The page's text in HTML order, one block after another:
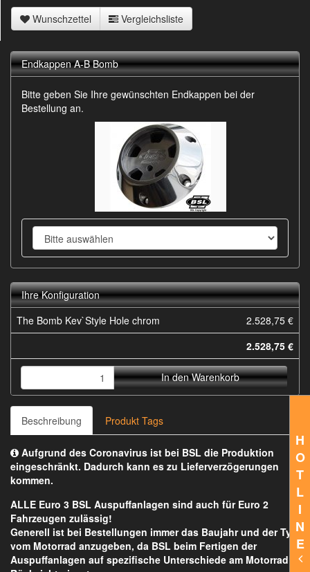
H
O
T
L
I
N
E
Wunschzettel Vergleichsliste
Endkappen A-B Bomb
Bitte geben Sie Ihre gewünschten Endkappen bei der
Bestellung an.
Ihre Konfiguration
The Bomb Kev`Style Hole chrom
2.528,75 €
2.528,75 €
In den Warenkorb
Beschreibung Produkt Tags
Aufgrund des Coronavirus ist bei BSL die Produktion
eingeschränkt. Dadurch kann es zu Lieferverzögerungen
kommen.
ALLE Euro 3 BSL Auspuffanlagen sind auch für Euro 2
Fahrzeugen zulässig!
Generell ist bei Bestellungen immer das Baujahr und der Typ
vom Motorrad anzugeben, da BSL beim Fertigen der
Auspuffanlagen auf spezifische Unterschiede am Motorrad